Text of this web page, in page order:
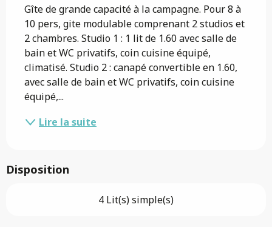
Gîte de grande capacité à la campagne. Pour 8 à
10 pers, gite modulable comprenant 2 studios et
2 chambres. Studio 1 : 1 lit de 1.60 avec salle de
bain et WC privatifs, coin cuisine équipé,
climatisé. Studio 2 : canapé convertible en 1.60,
avec salle de bain et WC privatifs, coin cuisine
équipé,...
Lire la suite
Disposition
4 Lit(s) simple(s)